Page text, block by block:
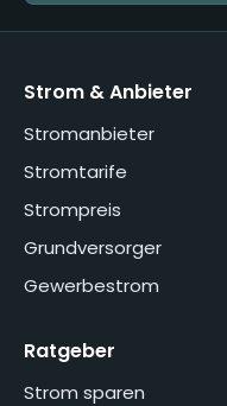
Strom & Anbieter
Stromanbieter
Stromtarife
Strompreis
Grundversorger
Gewerbestrom
Ratgeber
Strom sparen